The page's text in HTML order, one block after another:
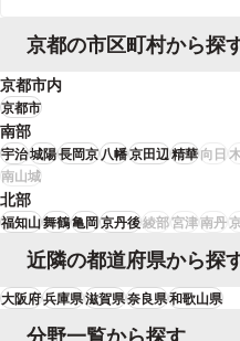
京都の市区町村から探
京都市内
京都市
南部
宇治城陽長岡京八幡京田辺精華向日
南山城
北部
福知山舞鶴亀岡京丹後綾部宮津南丹
近隣の都道府県から探
大阪府兵庫県滋賀県奈良県和歌山県